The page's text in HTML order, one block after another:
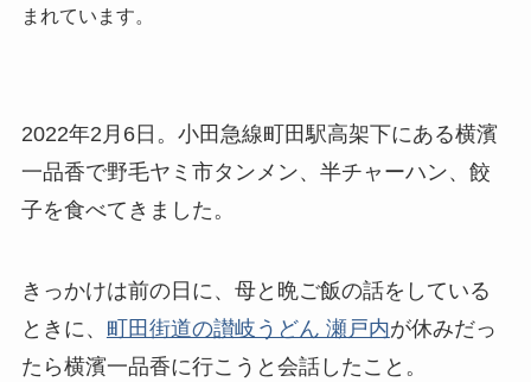
まれています。
2022年2月6日。小田急線町田駅高架下にある横濱
一品香で野毛ヤミ市タンメン、半チャーハン、餃
子を食べてきました。
きっかけは前の日に、母と晩ご飯の話をしている
ときに、 町田街道の讃岐うどん 瀬戸内が休みだっ
たら横濱一品香に行こうと会話したこと。